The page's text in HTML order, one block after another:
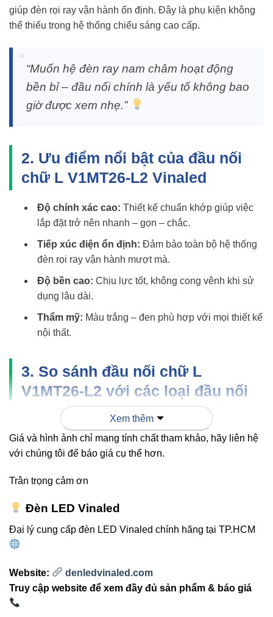
giúp đèn rọi ray vận hành ổn định. Đây là phụ kiện không
thể thiếu trong hệ thống chiếu sáng cao cấp.
“Muốn hệ đèn ray nam châm hoạt động
bền bỉ – đầu nối chính là yếu tố không bao
giờ được xem nhẹ.”
2. Ưu điểm nổi bật của đầu nối
chữ L V1MT26-L2 Vinaled
Độ chính xác cao: Thiết kế chuẩn khớp giúp việc
lắp đặt trở nên nhanh – gọn – chắc.
Tiếp xúc điện ổn định: Đảm bảo toàn bộ hệ thống
đèn rọi ray vận hành mượt mà.
Độ bền cao: Chịu lực tốt, không cong vênh khi sử
dụng lâu dài.
Thẩm mỹ: Màu trắng – đen phù hợp với mọi thiết kế
nội thất.
3. So sánh đầu nối chữ L
V1MT26-L2 với các loại đầu nối
LOẠI ĐẦU NỐI
CÔNG
DỤNG
V1MT26-L2
vuông 90°
Tăng tính linh
Đầu nối chữ I
Nối thẳng 2
Lắp đơn giản
Xem thêm
Giá và hình ảnh chỉ mang tính chất tham khảo, hãy liên hệ
với chúng tôi để báo giá cụ thể hơn.
Trân trọng cảm ơn
Đèn LED Vinaled
Đại lý cung cấp đèn LED Vinaled chính hãng tại TP.HCM
Website:
denledvinaled.com
Truy cập website để xem đầy đủ sản phẩm & báo giá